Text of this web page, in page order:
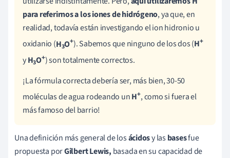
para referirnos a los iones de hidrógeno, ya que, en
realidad, todavía están investigando el ion hidronio u
oxidanio (H3O+). Sabemos que ninguno de los dos (H+
yH3O+) son totalmente correctos.
¡La fórmula correcta debería ser, más bien, 30-50
moléculas de agua rodeando unH+, como si fuera el
más famoso del barrio!
Una definición más general de losácidosy lasbasesfue
propuesta porGilbert Lewis, basada en su capacidad de